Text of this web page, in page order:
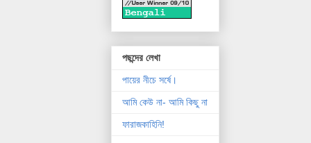
পছন্দের লেখা
পায়ের নীচে সর্ষে।
আমি কেউ না- আমি কিছু না
ফারাজকাহিনি!